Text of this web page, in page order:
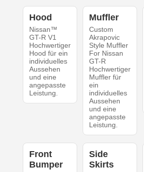
Hood
Nissan™
GT-R V1
Hochwertiger
Hood für ein
individuelles
Aussehen
und eine
angepasste
Leistung.
Muffler
Custom
Akrapovic
Style Muffler
For Nissan
GT-R
Hochwertiger
Muffler für
ein
individuelles
Aussehen
und eine
angepasste
Leistung.
Front
Bumper
Side
Skirts